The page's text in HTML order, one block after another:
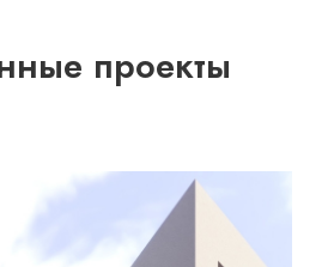
проекты